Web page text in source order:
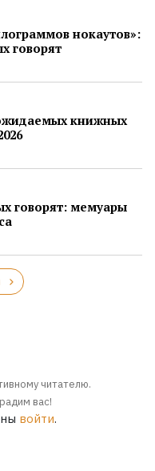
нокаутов»:
говорят
книжных
говорят: мемуары
читателю.
вас!
войти.